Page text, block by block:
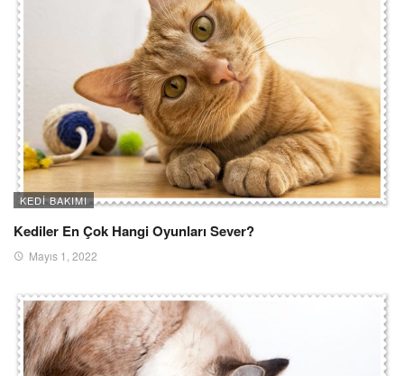
KEDI BAKIMI
Kediler En Çok Hangi Oyunları Sever?
Mayıs 1, 2022